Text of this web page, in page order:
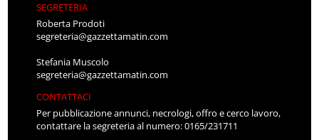
SEGRETERIA
Roberta Prodoti
segreteria@gazzettamatin.com
Stefania Muscolo
segreteria@gazzettamatin.com
CONTATTACI
Per pubblicazione annunci, necrologi, offro e cerco lavoro,
contattare la segreteria al numero: 0165/231711